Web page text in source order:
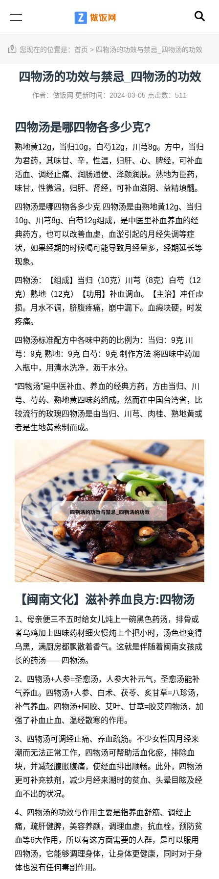
您现在的位置是： 首页 > 四物汤的功效与禁忌_四物汤的功效
四物汤的功效与禁忌_四物汤的功效
作者：做饭网 更新时间：2024-03-05 点击数：511
四物汤是哪四物各多少克?
熟地黄12g，当归10g，白芍12g，川芎8g。方中，当归
为君药，其味甘、辛，性温，归肝、心、脾经，可补血
活血、调经止痛、润肠通便、泽颜润肤。熟地为臣药，
味甘，性微温，归肝、肾经，可补血滋阴、益精填髓。
四物汤是哪四物各多少克 四物汤是由熟地黄12g、当归
10g、川芎8g、白芍12g组成，是中医里补血养血的经
典药方，也可以改善血虚，血淤引起的月经失调等症
状，如果经期的时候喝可能导致月经量多，经期延长等
现象。
四物汤：【组成】当归（10克）川芎（8克）白芍（12
克）熟地（12克）【功用】补血调血。【主治】冲任虚
损。月水不调，脐腹疼痛，崩中漏下。血瘕块硬，时发
疼痛。
四物汤标准配方中各味中药的比例为：当归：9克 川
芎：9克 熟地：9克 白芍：9克 制作方法 将四味中药加
入瓶中，用清水洗净，沥干水分。
“四物汤”是中医补血、养血的经典方药，方由当归、川
芎、芍药、熟地黄四味药组成。然而在中国台湾省，比
较流行的玫瑰四物汤是由当归、川芎、肉桂、熟地黄或
者是生地黄熬制而成。
【闽南文化】滋补养血良方:四物汤
1、母亲便三不五时给女儿炖上一碗黑色药汤，排骨或
者乌鸡加上四味药材细火慢炖上个把小时，汤色也变得
乌黑，满厨房都飘散着香气。这就是伴随着闽南女孩成
长的药汤——四物汤。
2、四物汤+人参=圣愈汤，人参大补元气，圣愈汤能补
气养血。四物汤+人参、白术、茯苓、炙甘草=八珍汤，
补气养血。四物汤+阿胶、艾叶、甘草=胶艾四物汤，加
强了补血止血、温经散寒的作用。
3、四物汤可调经止痛、养血疏筋。不少女性因月经来
潮而无法正常工作，四物汤可帮助活血化瘀，排除血
块，并减轻腹胀腹痛，使经血排出顺畅。此外，四物汤
更可补充铁剂，减少月经来潮时的贫血、头晕目眩及经
血不出的状况。
4、 四物汤的功效与作用主要是指养血舒筋、调经止
痛，疏肝健脾，美容养颜，调理血虚，抗血栓，预防贫
血等6大作用，所以有这方面需要的人群，是可以服用
四物汤，它能够调理身体，让身体更健康，同时对于身
体也没有任何毒副作用。